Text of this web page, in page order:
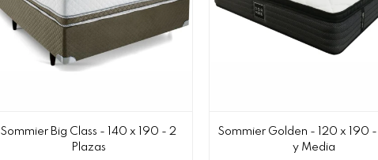
Sommier Big Class - 140 x 190 - 2
Plazas
Sommier Golden - 120 x 190
y Media